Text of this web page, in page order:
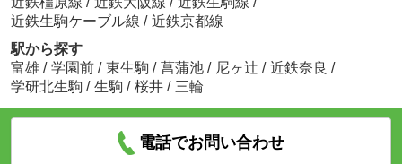
近鉄生駒ケーブル線 / 近鉄京都線
駅から探す
富雄 / 学園前 / 東生駒 / 菖蒲池 / 尼ヶ辻 / 近鉄奈良 /
学研北生駒 / 生駒 / 桜井 / 三輪
電話でお問い合わせ